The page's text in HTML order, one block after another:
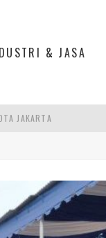
& JASA
JAKARTA